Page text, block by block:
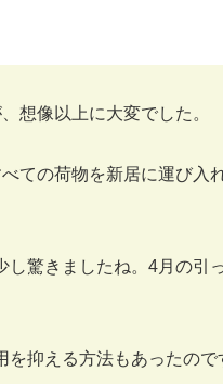
想像以上に大変でした。
ての荷物を新居に運び入
驚きましたね。4月の引
抑える方法もあったので